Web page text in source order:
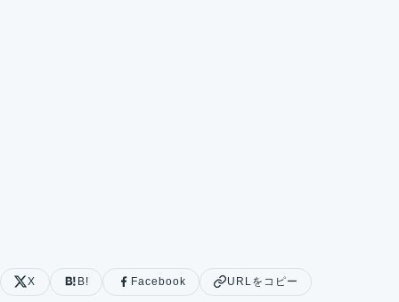
X B! Facebook URLをコピー